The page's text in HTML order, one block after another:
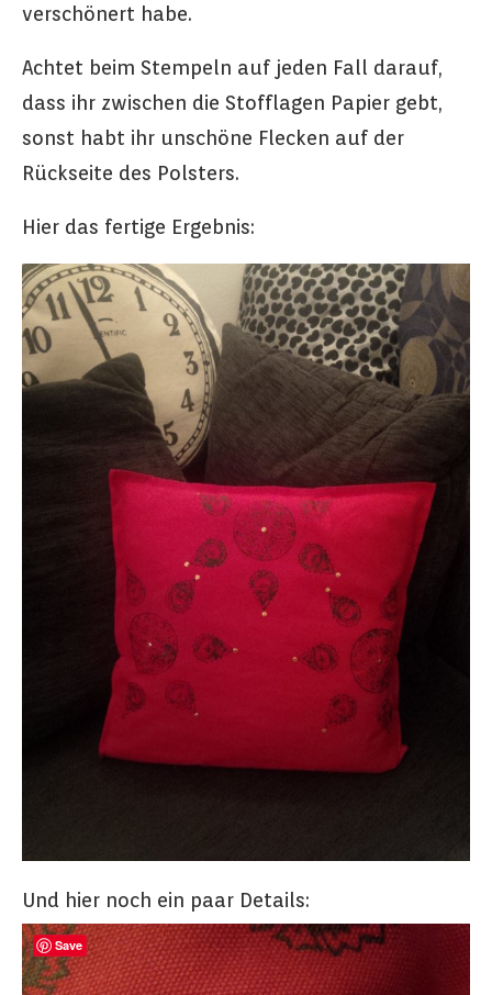
verschönert habe.
Achtet beim Stempeln auf jeden Fall darauf,
dass ihr zwischen die Stofflagen Papier gebt,
sonst habt ihr unschöne Flecken auf der
Rückseite des Polsters.
Hier das fertige Ergebnis:
Und hier noch ein paar Details:
Save